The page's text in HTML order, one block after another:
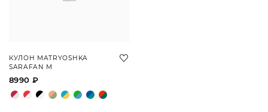
КУЛОН MATRYOSHKA
SARAFAN M
8990 ₽